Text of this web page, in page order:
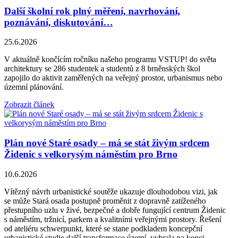
Další školní rok plný měření, navrhování,
poznávání, diskutování…
25.6.2026
V aktuálně končícím ročníku našeho programu VSTUP! do světa
architektury se 286 studentek a studentů z 8 brněnských škol
zapojilo do aktivit zaměřených na veřejný prostor, urbanismus nebo
územní plánování.
Zobrazit článek
Plán nové Staré osady – má se stát živým srdcem
Židenic s velkorysým náměstím pro Brno
10.6.2026
Vítězný návrh urbanistické soutěže ukazuje dlouhodobou vizi, jak
se může Stará osada postupně proměnit z dopravně zatíženého
přestupního uzlu v živé, bezpečné a dobře fungující centrum Židenic
s náměstím, tržnicí, parkem a kvalitními veřejnými prostory. Řešení
od ateliéru schwerpunkt, které se stane podkladem koncepční